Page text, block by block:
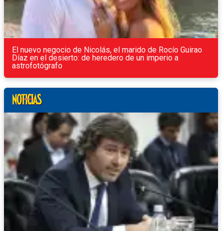
El nuevo negocio de Nicolás, el marido de Rocío Guirao
Díaz en el desierto: de heredero de un imperio a
astrofotógrafo